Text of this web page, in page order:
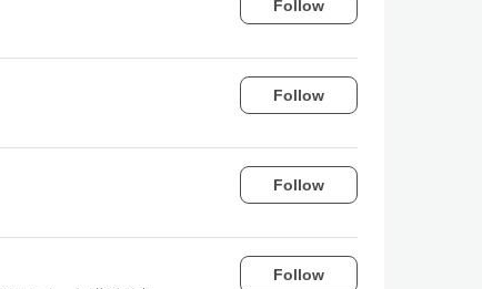
Follow
Follow
Follow
Follow